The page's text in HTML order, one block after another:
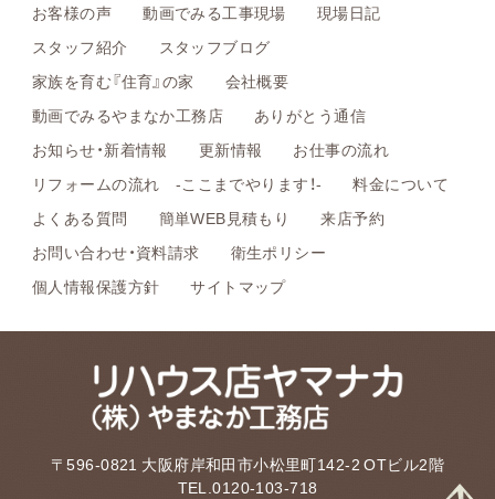
お客様の声
動画でみる工事現場
現場日記
スタッフ紹介
スタッフブログ
家族を育む『住育』の家
会社概要
動画でみるやまなか工務店
ありがとう通信
お知らせ・新着情報
更新情報
お仕事の流れ
リフォームの流れ -ここまでやります！-
料金について
よくある質問
簡単WEB見積もり
来店予約
お問い合わせ・資料請求
衛生ポリシー
個人情報保護方針
サイトマップ
〒596-0821 大阪府岸和田市小松里町142-2 OTビル2階
TEL.0120-103-718